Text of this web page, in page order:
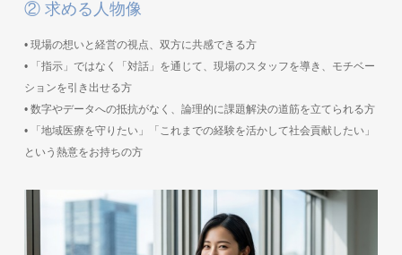
② 求める人物像
• 現場の想いと経営の視点、双方に共感できる方
• 「指示」ではなく「対話」を通じて、現場のスタッフを導き、モチベー
ションを引き出せる方
• 数字やデータへの抵抗がなく、論理的に課題解決の道筋を立てられる方
• 「地域医療を守りたい」「これまでの経験を活かして社会貢献したい」
という熱意をお持ちの方